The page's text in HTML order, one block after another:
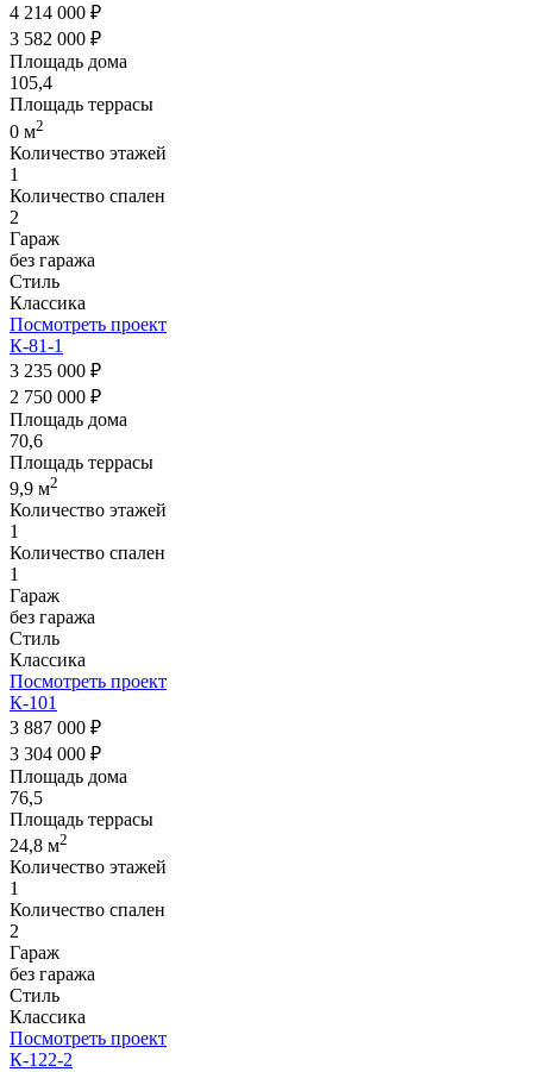
4 214 000 ₽
3 582 000 ₽
Площадь дома
105,4
Площадь террасы
0 м2
Количество этажей
1
Количество спален
2
Гараж
без гаража
Стиль
Классика
Посмотреть проект
К-81-1
3 235 000 ₽
2 750 000 ₽
Площадь дома
70,6
Площадь террасы
9,9 м2
Количество этажей
1
Количество спален
1
Гараж
без гаража
Стиль
Классика
Посмотреть проект
К-101
3 887 000 ₽
3 304 000 ₽
Площадь дома
76,5
Площадь террасы
24,8 м2
Количество этажей
1
Количество спален
2
Гараж
без гаража
Стиль
Классика
Посмотреть проект
К-122-2